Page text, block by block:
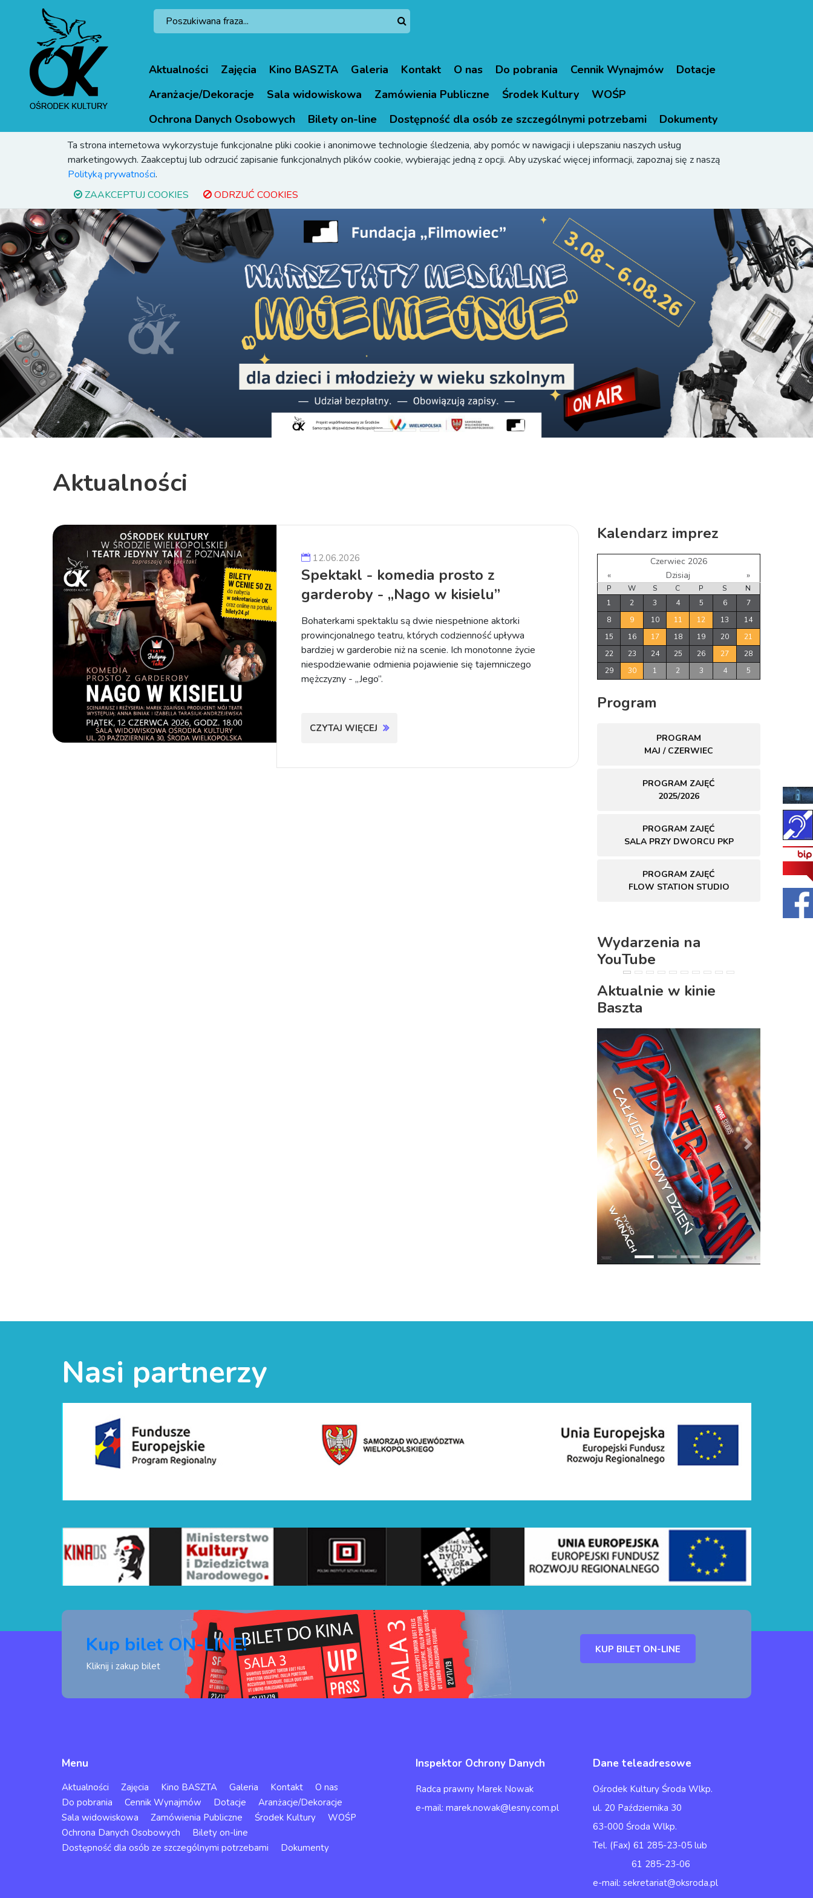
Aktualności Zajęcia Kino BASZTA Galeria Kontakt O nas Do pobrania Cennik Wynajmów
Dotacje
Aranżacje/Dekoracje
Sala widowiskowa Zamówienia Publiczne Środek Kultury
WOŚP
Ochrona Danych Osobowych
Bilety on-line Dostępność dla osób ze szczególnymi potrzebami Dokumenty
Ta strona internetowa wykorzystuje funkcjonalne pliki cookie i anonimowe technologie śledzenia, aby pomóc w nawigacji i ulepszaniu naszych usług
marketingowych. Zaakceptuj lub odrzucić zapisanie funkcjonalnych plików cookie, wybierając jedną z opcji. Aby uzyskać więcej informacji, zapoznaj się z naszą
Polityką prywatności.
ZAAKCEPTUJ COOKIES
ODRZUĆ COOKIES
Previous Next
Aktualności
12.06.2026
Spektakl - komedia prosto z
garderoby - „Nago w kisielu”
Bohaterkami spektaklu są dwie niespełnione aktorki
prowincjonalnego teatru, których codzienność upływa
bardziej w garderobie niż na scenie. Ich monotonne życie
niespodziewanie odmienia pojawienie się tajemniczego
mężczyzny - „Jego”.
CZYTAJ WIĘCEJ
Kalendarz imprez
Czerwiec 2026
«
Dzisiaj »
P W S C P S
N
1
2 3 4 5 6
7
8
9 10 11 12 13
14
15
16 17 18 19 20
21
22
23 24 25 26 27
28
29
30 1 2 3 4 5
Program
PROGRAM
MAJ / CZERWIEC
PROGRAM ZAJĘĆ
2025/2026
PROGRAM ZAJĘĆ
SALA PRZY DWORCU PKP
PROGRAM ZAJĘĆ
FLOW STATION STUDIO
Wydarzenia na
YouTube
PREVIOUS
Aktualnie w kinie
Baszta
PREVIOUS NEXT
Nasi partnerzy
Kup bilet ON-LINE!
Kliknij i zakup bilet
KUP BILET ON-LINE
Menu
Aktualności Zajęcia Kino BASZTA Galeria Kontakt
O nas
Do pobrania
Cennik Wynajmów Dotacje
Aranżacje/Dekoracje
Sala widowiskowa
Zamówienia Publiczne Środek Kultury
WOŚP
Ochrona Danych Osobowych
Bilety on-line
Dostępność dla osób ze szczególnymi potrzebami
Dokumenty
Inspektor Ochrony Danych
Radca prawny Marek Nowak
e-mail: marek.nowak@lesny.com.pl
Dane teleadresowe
Ośrodek Kultury Środa Wlkp.
ul. 20 Października 30
63-000 Środa Wlkp.
Tel. (Fax) 61 285-23-05 lub
61 285-23-06
e-mail: sekretariat@oksroda.pl